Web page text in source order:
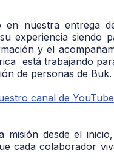
en nuestra entrega
experiencia siendo
y el
está trabajando
de personas de Buk.
canal de
misión desde el
cada colaborador